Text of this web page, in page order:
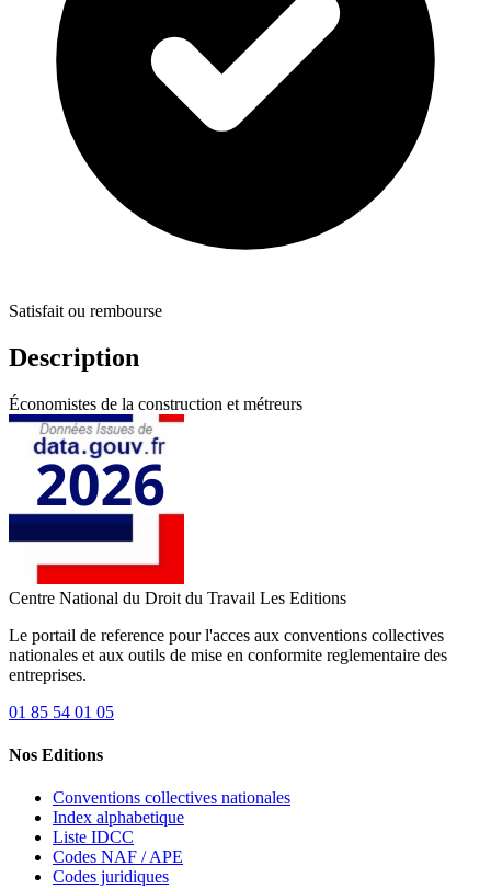
Satisfait ou rembourse
Description
Économistes de la construction et métreurs
Centre National du Droit du Travail Les Editions
Le portail de reference pour l'acces aux conventions collectives
nationales et aux outils de mise en conformite reglementaire des
entreprises.
01 85 54 01 05
Nos Editions
Conventions collectives nationales
Index alphabetique
Liste IDCC
Codes NAF / APE
Codes juridiques